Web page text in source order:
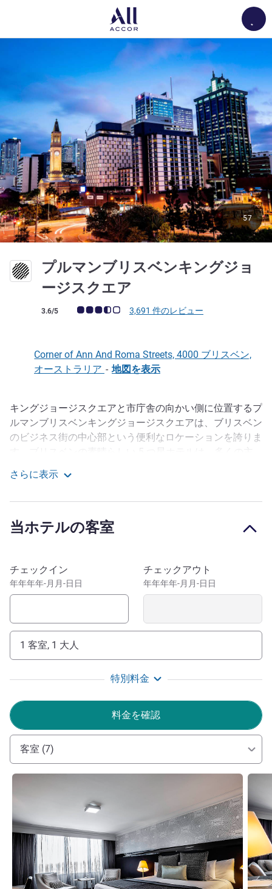
プルマンブリスベンキングジョ
ージスクエア
お客さまの声 (確認済みレビュー アコーホテルズ)
3.6/5 3,691 件のレビュー
57
Corner of Ann And Roma Streets, 4000 ブリスベン,
オーストラリア - 地図を表示
説明
キングジョージスクエアと市庁舎の向かい側に位置するプ
ルマンブリスベンキングジョージスクエアは、ブリスベン
のビジネス街の中心部という便利なロケーションを誇りま
要な観光スポットのすぐそばにあり、近郊のセントラル駅
やローマストリート駅からバス、フェリー、電車をご利用
を連ねるサウスバンクやイーグルストリートピアも近くに
活気あふれる当ホテルは、レジャーにもビジネスにも最適
なサンクチュアリです。プルマン ブリスベンのプレミア
ムな宿泊施設は、7 種類の異なる客室タイプに加え、豪華
トな内装で、遮光カーテン付きの大きな窓、無料 Wi-Fi 付
きのワークデスク、ダブルシンクの広々としたバスルーム
などを備えています。プルマン ブリスベン キング ジョー
スベン屈指の充実した設備を誇るホテルです。
ロンリープラネットで「最もヒップな都市」として紹介さ
れたブリスベン。一度は訪れてみたい都市です。そんなブ
リスベンの新しい路地裏シーンとアート展示、無料の公開
イベント、フェスティバルを体感し、活気あるカルチャー
センターとサウスバンクを訪れるなら、プルマンブリスベ
ンキングジョージスクエアホテル(Pullman Brisbane King
プルマンブリスベンキングジョージスクエアへお迎えで
きるのを楽しみにしております。ブリスベンのプレミアム
ホテルでは、ブリスベンの活気と行き届いたサービスをご
体験いただけます。お問い合わせ先:email
H8784@accor.com
さらに表示
当ホテルの客室
このホテルを予約
チェックイン
年年年年-月月-日日
チェックアウト
年年年年-月月-日日
1 客室, 1 大人
特別料金
料金を確認
客室 (7)
詳細を表示 詳細